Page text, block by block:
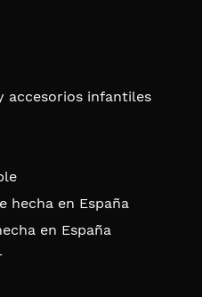
accesorios infantiles
hecha en España
en España